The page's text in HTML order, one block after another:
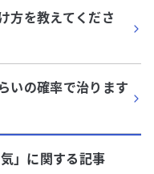
方を教えてくださ
いの確率で治ります
」に関する記事